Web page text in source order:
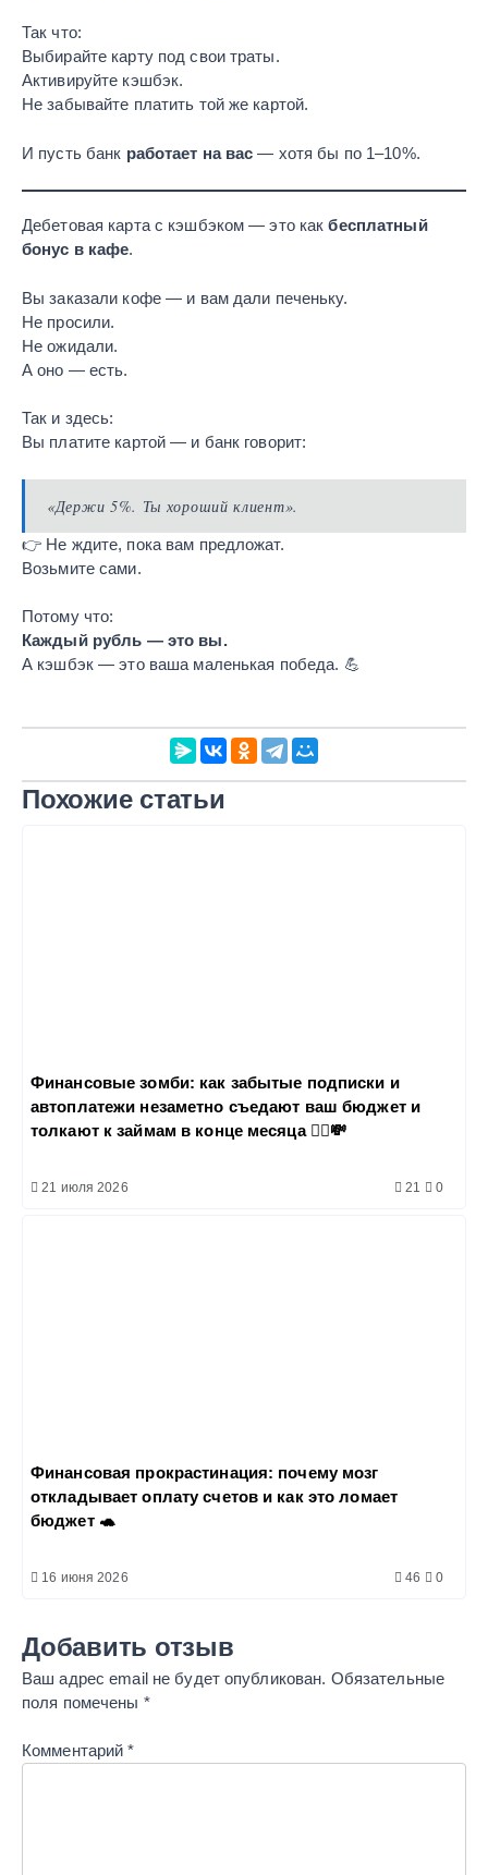
Так что:
Выбирайте карту под свои траты.
Активируйте кэшбэк.
Не забывайте платить той же картой.
И пусть банк работает на вас — хотя бы по 1–10%.
Дебетовая карта с кэшбэком — это какбесплатный
бонус в кафе.
Вы заказали кофе — и вам дали печеньку.
Не просили.
Не ожидали.
А оно — есть.
Так и здесь:
Вы платите картой — и банк говорит:
«Держи 5%. Ты хороший клиент».
👉 Не ждите, пока вам предложат.
Возьмите сами.
Потому что:
Каждый рубль — это вы.
А кэшбэк — это ваша маленькая победа. 💪
Похожие статьи
Финансовые зомби: как забытые подписки и
автоплатежи незаметно съедают ваш бюджет и
толкают к займам в конце месяца 🧟‍♂️💸
21 июля 2026 21 0
Финансовая прокрастинация: почему мозг
откладывает оплату счетов и как это ломает
бюджет 🐢
16 июня 2026 46 0
Добавить отзыв
Ваш адрес email не будет опубликован. Обязательные
поля помечены *
Комментарий*